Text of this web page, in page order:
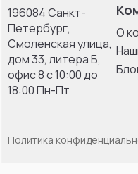
196084 Санкт-
Петербург,
Смоленская улица,
дом 33, литерa Б,
офис 8 с 10:00 до
18:00 Пн-Пт
О
Политика